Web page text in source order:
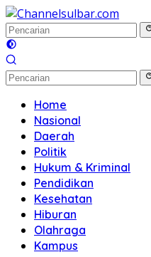
Langsung
ke
konten
Home
Nasional
Daerah
Politik
Hukum & Kriminal
Pendidikan
Kesehatan
Hiburan
Olahraga
Kampus